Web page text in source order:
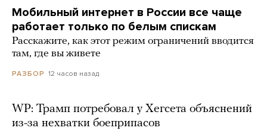
Мобильный интернет в России все чаще
работает только по белым спискам
Расскажите, как этот режим ограничений вводится
там, где вы живете
РАЗБОР 12 часов назад
WP: Трамп потребовал у Хегсета объяснений
из-за нехватки боеприпасов